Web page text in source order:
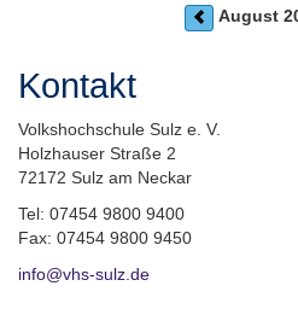
August
Kontakt
Volkshochschule Sulz e. V.
Holzhauser Straße 2
72172 Sulz am Neckar
Tel: 07454 9800 9400
Fax: 07454 9800 9450
info@vhs-sulz.de